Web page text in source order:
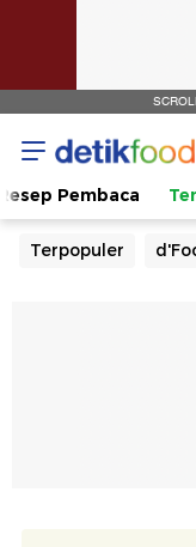
Pembaca
Terpopuler